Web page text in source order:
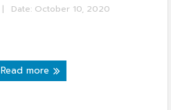
|
Date: October 10, 2020
Read more